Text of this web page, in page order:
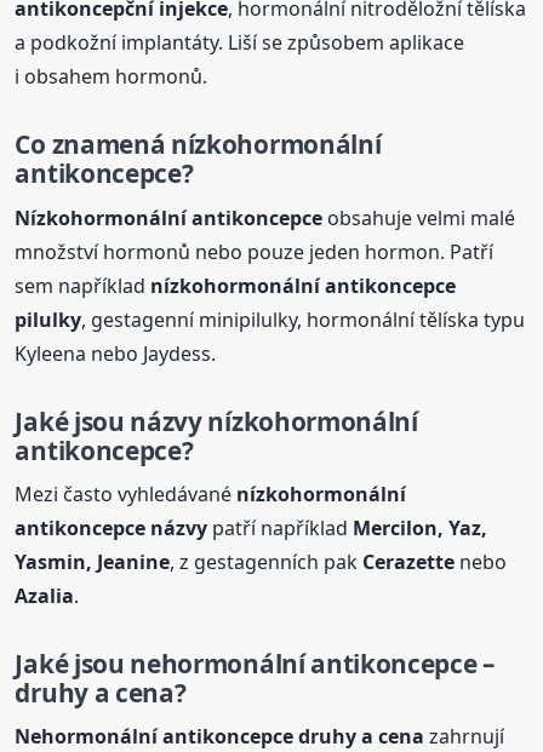
antikoncepční injekce, hormonální nitroděložní tělíska
a podkožní implantáty. Liší se způsobem aplikace
i obsahem hormonů.
Co znamená nízkohormonální
antikoncepce?
Nízkohormonálníantikoncepce obsahuje velmi malé
množství hormonů nebo pouze jeden hormon. Patří
sem například nízkohormonálníantikoncepce
pilulky, gestagenní minipilulky, hormonální tělíska typu
Kyleena nebo Jaydess.
Jaké jsou názvy nízkohormonální
antikoncepce?
Mezi často vyhledávané nízkohormonální
antikoncepce názvy patří například Mercilon, Yaz,
Yasmin, Jeanine, z gestagenních pak Cerazette nebo
Azalia.
Jaké jsou nehormonálníantikoncepce–
druhy a cena?
Nehormonálníantikoncepcedruhy a cena zahrnují